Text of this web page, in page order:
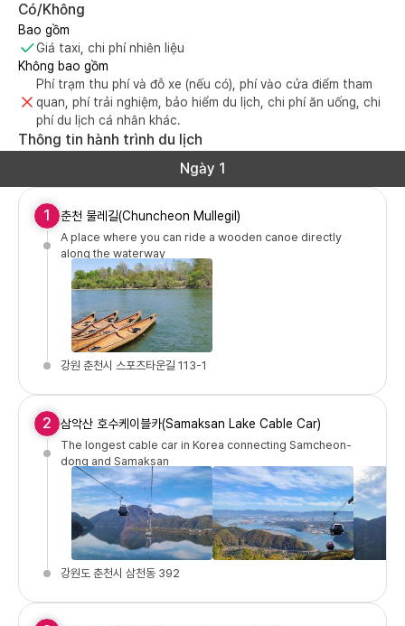
Có/Không
Bao gồm
Giá taxi, chi phí nhiên liệu
Không bao gồm
Phí trạm thu phí và đỗ xe (nếu có), phí vào cửa điểm tham
quan, phí trải nghiệm, bảo hiểm du lịch, chi phí ăn uống, chi
phí du lịch cá nhân khác.
Thông tin hành trình du lịch
Ngày 1
1 춘천 물레길(Chuncheon Mullegil)
A place where you can ride a wooden canoe directly
along the waterway
강원 춘천시 스포츠타운길 113-1
2 삼악산 호수케이블카(Samaksan Lake Cable Car)
The longest cable car in Korea connecting Samcheon-
dong and Samaksan
강원도 춘천시 삼천동 392